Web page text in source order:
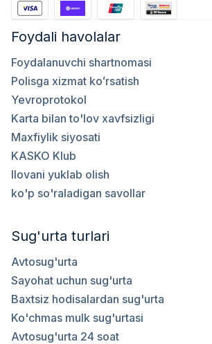
Foydali havolalar
Foydalanuvchi shartnomasi
Polisga xizmat koʻrsatish
Yevroprotokol
Karta bilan to'lov xavfsizligi
Maxfiylik siyosati
KASKO Klub
Ilovani yuklab olish
ko'p so'raladigan savollar
Sug'urta turlari
Avtosug'urta
Sayohat uchun sug'urta
Baxtsiz hodisalardan sug'urta
Ko'chmas mulk sug'urtasi
Avtosug'urta 24 soat